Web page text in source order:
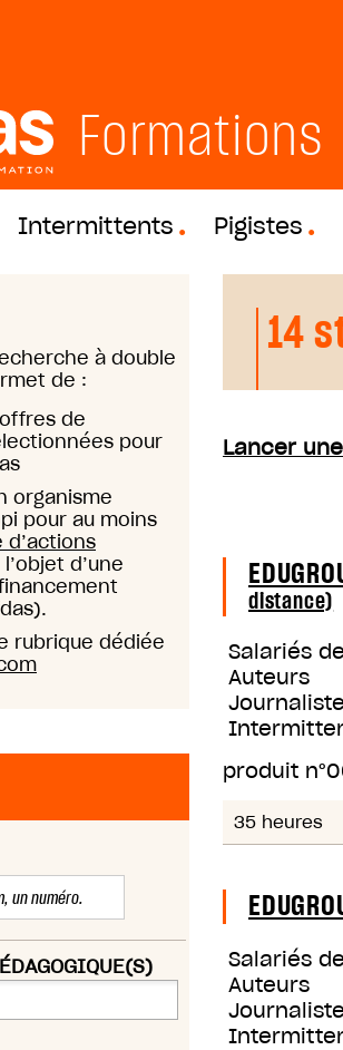
Formations
Intermittents Pigistes
à double
de :
de
pour
organisme
pour au moins
d’actions
d’une
rubrique dédiée
14
Lancer
distance)
Salariés
Auteurs
produit n°
35 heures
Salariés
Auteurs